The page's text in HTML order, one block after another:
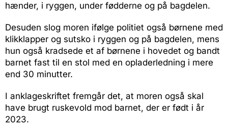
hænder, i ryggen, under fødderne og på bagdelen.
Desuden slog moren ifølge politiet også børnene med
klikklapper og sutsko i ryggen og på bagdelen, mens
hun også kradsede et af børnene i hovedet og bandt
barnet fast til en stol med en opladerledning i mere
end 30 minutter.
I anklageskriftet fremgår det, at moren også skal
have brugt ruskevold mod barnet, der er født i år
2023.